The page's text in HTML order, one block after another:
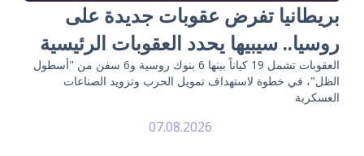
بريطانيا تفرض عقوبات جديدة على
روسيا.. سيبيها يحدد العقوبات الرئيسية
العقوبات تشمل 19 كياناً بينها 6 بنوك روسية و6 سفن من "أسطول
الظل"، في خطوة لاستهداف تمويل الحرب وتزويد الصناعات
العسكرية
07.08.2026